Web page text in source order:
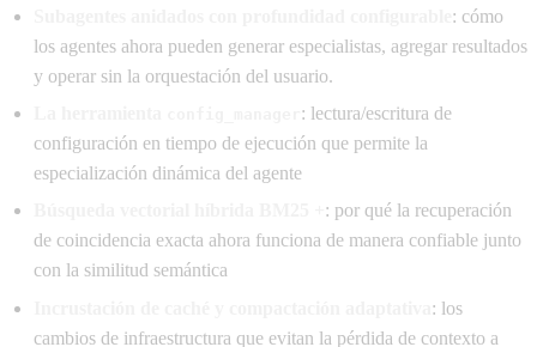
: cómo
los agentes ahora pueden generar especialistas, agregar resultados
y operar sin la orquestación del usuario.
: lectura/escritura de
configuración en tiempo de ejecución que permite la
especialización dinámica del agente
: por qué la recuperación
de coincidencia exacta ahora funciona de manera confiable junto
con la similitud semántica
: los
cambios de infraestructura que evitan la pérdida de contexto a